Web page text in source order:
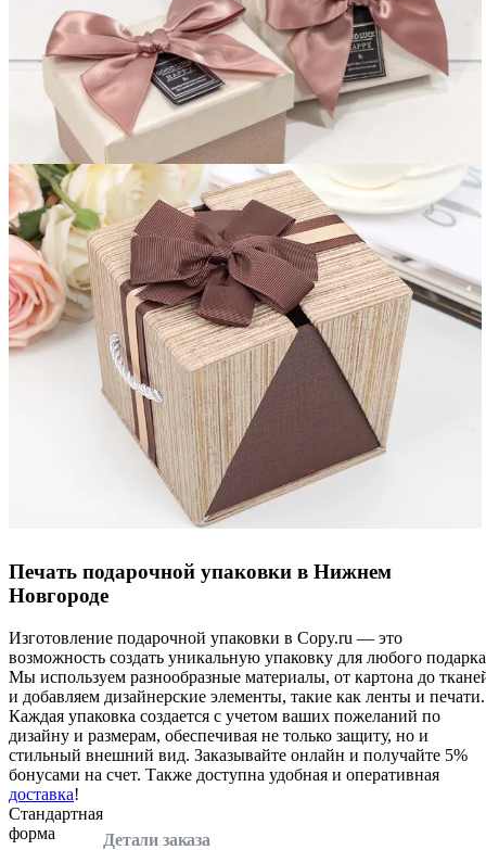
Вакансии
О компании
Написать директору
Арендодателям
Портфолио
Франшиза
Контакты
Печать подарочной упаковки в Нижнем
Новгороде
Изготовление подарочной упаковки в Copy.ru — это
возможность создать уникальную упаковку для любого
Мы используем разнообразные материалы, от картона до
и добавляем дизайнерские элементы, такие как ленты и печати.
Каждая упаковка создается с учетом ваших пожеланий по
дизайну и размерам, обеспечивая не только защиту, но и
стильный внешний вид. Заказывайте онлайн и получайте 5%
бонусами на счет. Также доступна удобная и оперативная
доставка!
Стандартная
форма
Детали заказа